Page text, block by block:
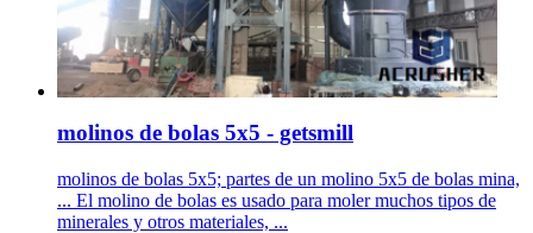
molinos de bolas 5x5 - getsmill
molinos de bolas 5x5; partes de un molino 5x5 de bolas mina,
... El molino de bolas es usado para moler muchos tipos de
minerales y otros materiales, ...